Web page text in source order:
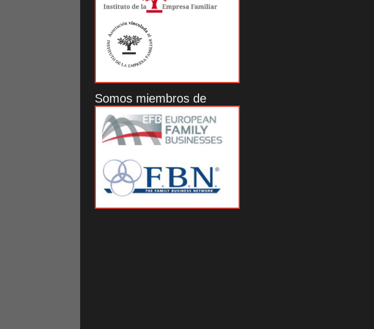
Somos miembros de